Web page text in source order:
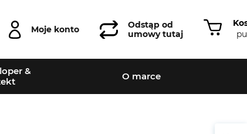
Moje konto
Odstąp od
umowy tutaj
&
O marce